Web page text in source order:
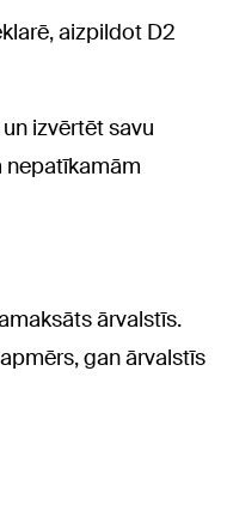
aizpildot D2
izvērtēt savu
nepatīkamām
ārvalstīs.
gan ārvalstīs